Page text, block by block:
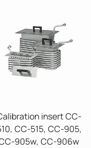
insert CC-
CC-515, CC-905,
905w, CC-906w